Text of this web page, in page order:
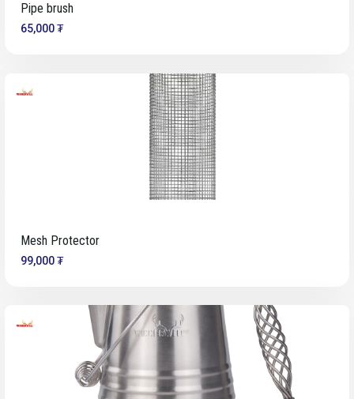
Pipe brush
65,000 ₮
Mesh Protector
99,000 ₮